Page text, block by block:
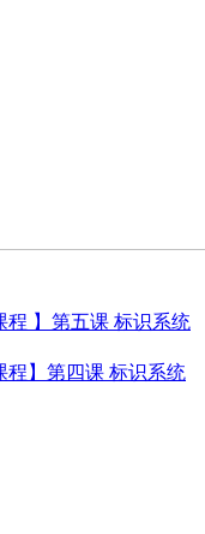
程 】第五课 标识系统
程】第四课 标识系统